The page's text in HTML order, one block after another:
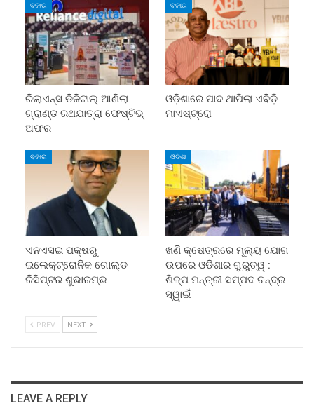
ବଜାର
ରିଲାଏନ୍ସ ଡିଜିଟାଲ୍ ଆଣିଲା
ଗ୍ରାଣ୍ଡ ରଥଯାତ୍ରା ଫେଷ୍ଟିଭ୍
ଅଫର
ବଜାର
ଓଡ଼ିଶାରେ ପାଦ ଥାପିଲା ଏବିଡ଼ି
ମାଏଷ୍ଟ୍ରୋ
ବଜାର
ଏନଏସଇ ପକ୍ଷରୁ
ଇଲେକ୍‌ଟ୍ରୋନିକ ଗୋଲ୍ଡ
ରିସିପ୍ଟର ଶୁଭାରମ୍ଭ
ଓଡିଶା
ଖଣି କ୍ଷେତ୍ରରେ ମୂଲ୍ୟ ଯୋଗ
ଉପରେ ଓଡିଶାର ଗୁରୁତ୍ୱ :
ଶିଳ୍ପ ମନ୍ତ୍ରୀ ସମ୍ପଦ ଚନ୍ଦ୍ର
ସ୍ୱାଇଁ
PREV NEXT
LEAVE A REPLY